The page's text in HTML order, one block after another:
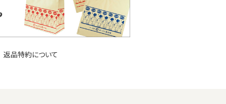
返品特約について